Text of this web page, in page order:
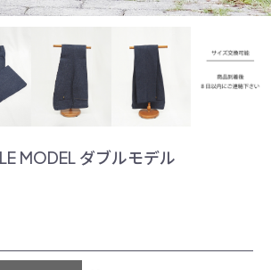
MODEL ダブルモデル